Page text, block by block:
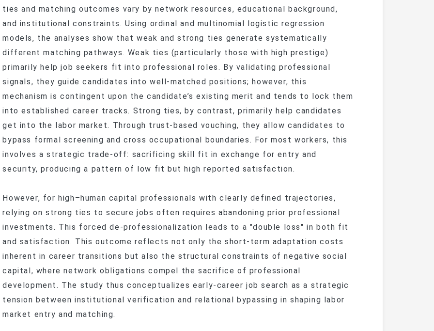
ties and matching outcomes vary by network resources, educational background,
and institutional constraints. Using ordinal and multinomial logistic regression
models, the analyses show that weak and strong ties generate systematically
different matching pathways. Weak ties (particularly those with high prestige)
primarily help job seekers fit into professional roles. By validating professional
signals, they guide candidates into well-matched positions; however, this
mechanism is contingent upon the candidate’s existing merit and tends to lock them
into established career tracks. Strong ties, by contrast, primarily help candidates
get into the labor market. Through trust-based vouching, they allow candidates to
bypass formal screening and cross occupational boundaries. For most workers, this
involves a strategic trade-off: sacrificing skill fit in exchange for entry and
security, producing a pattern of low fit but high reported satisfaction.
However, for high–human capital professionals with clearly defined trajectories,
relying on strong ties to secure jobs often requires abandoning prior professional
investments. This forced de-professionalization leads to a "double loss" in both fit
and satisfaction. This outcome reflects not only the short-term adaptation costs
inherent in career transitions but also the structural constraints of negative social
capital, where network obligations compel the sacrifice of professional
development. The study thus conceptualizes early-career job search as a strategic
tension between institutional verification and relational bypassing in shaping labor
market entry and matching.